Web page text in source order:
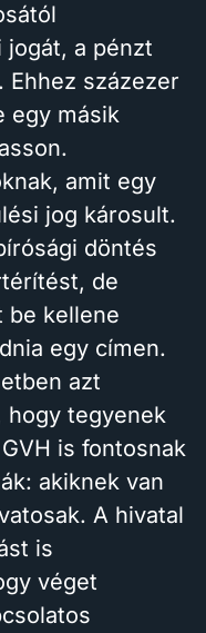
jogát, a pénzt
Ehhez százezer
egy másik
amit egy
jog károsult.
döntés
de
be kellene
egy címen.
azt
hogy tegyenek
is fontosnak
akiknek van
A hivatal
is
véget